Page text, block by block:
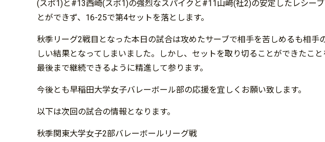
(スポ1)と#13西崎(スポ1)の強烈なスパイクと#11山﨑(社2)の安定したレシー
とができず、16-25で第4セットを落とします。
秋季リーグ2戦目となった本日の試合は攻めたサーブで相手を苦しめるも相手
しい結果となってしまいました。しかし、セットを取り切ることができたこ
最後まで継続できるように精進して参ります。
今後とも早稲田大学女子バレーボール部の応援を宜しくお願い致します。
以下は次回の試合の情報となります。
秋季関東大学女子2部バレーボールリーグ戦